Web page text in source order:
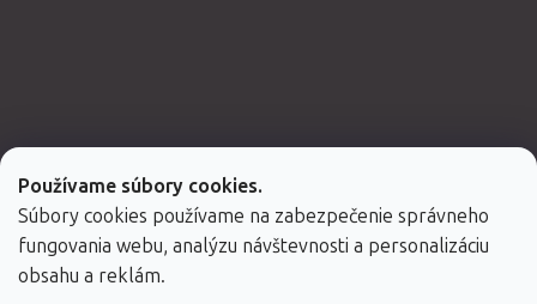
Používame súbory cookies.
Súbory cookies používame na zabezpečenie správneho
fungovania webu, analýzu návštevnosti a personalizáciu
obsahu a reklám.